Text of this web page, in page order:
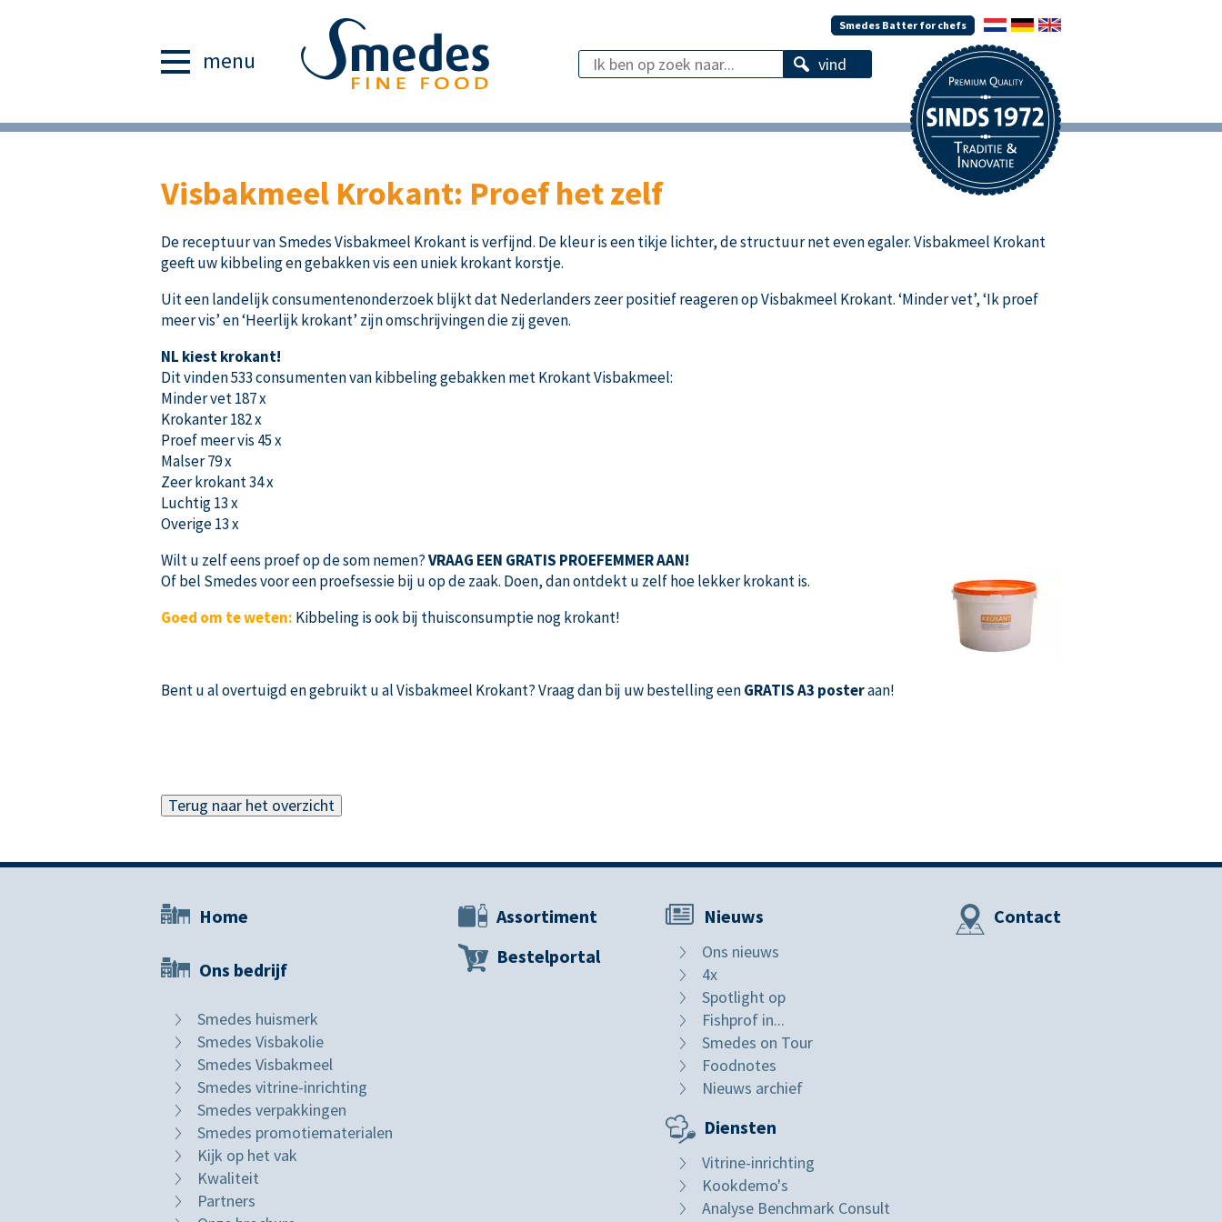
menu
Smedes Batter for chefs
Visbakmeel Krokant: Proef het zelf
De receptuur van Smedes Visbakmeel Krokant is verfijnd. De kleur is een tikje lichter, de structuur net even egaler. Visbakmeel Krokant
geeft uw kibbeling en gebakken vis een uniek krokant korstje.
Uit een landelijk consumentenonderzoek blijkt dat Nederlanders zeer positief reageren op Visbakmeel Krokant. ‘Minder vet’, ‘Ik proef
meer vis’ en ‘Heerlijk krokant’ zijn omschrijvingen die zij geven.
NL kiest krokant!
Dit vinden 533 consumenten van kibbeling gebakken met Krokant Visbakmeel:
Minder vet 187 x
Krokanter 182 x
Proef meer vis 45 x
Malser 79 x
Zeer krokant 34 x
Luchtig 13 x
Overige 13 x
Wilt u zelf eens proef op de som nemen?VRAAG EEN GRATIS PROEFEMMER AAN!
Of bel Smedes voor een proefsessie bij u op de zaak. Doen, dan ontdekt u zelf hoe lekker krokant is.
Goed om te weten: Kibbeling is ook bij thuisconsumptie nog krokant!
Bent u al overtuigd en gebruikt u al Visbakmeel Krokant? Vraag dan bij uw bestelling eenGRATIS A3 posteraan!
Terug naar het overzicht
Home
Ons bedrijf
Smedes huismerk
Smedes Visbakolie
Smedes Visbakmeel
Smedes vitrine-inrichting
Smedes verpakkingen
Smedes promotiematerialen
Kijk op het vak
Kwaliteit
Partners
Assortiment
Bestelportal
Nieuws
Ons nieuws
4x
Spotlight op
Fishprof in...
Smedes on Tour
Foodnotes
Nieuws archief
Diensten
Vitrine-inrichting
Kookdemo's
Analyse Benchmark Consult
Contact